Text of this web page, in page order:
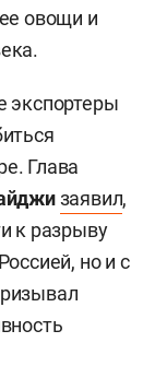
овощи и
экспортеры
Глава
заявил,
к разрыву
но и с